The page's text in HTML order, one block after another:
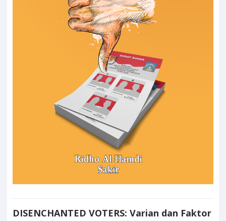
DISENCHANTED VOTERS: Varian dan Faktor